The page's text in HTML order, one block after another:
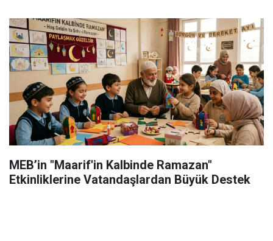
MEB’in "Maarif'in Kalbinde Ramazan"
Etkinliklerine Vatandaşlardan Büyük Destek